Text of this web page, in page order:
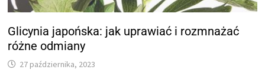
Glicynia japońska: jak uprawiać i rozmnażać
różne odmiany
27 października, 2023